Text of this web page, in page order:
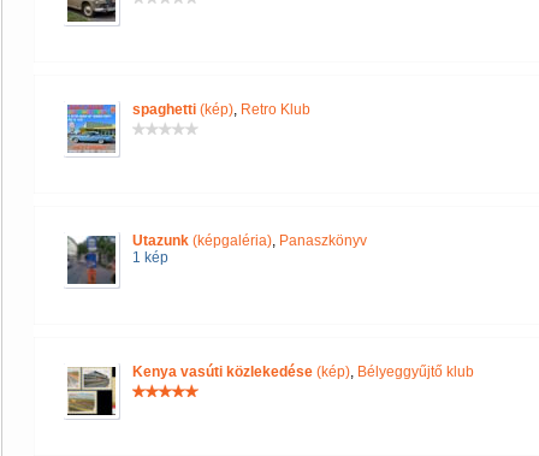
spaghetti (kép), Retro Klub
Utazunk (képgaléria), Panaszkönyv
1 kép
Kenya vasúti közlekedése (kép), Bélyeggyűjtő klub